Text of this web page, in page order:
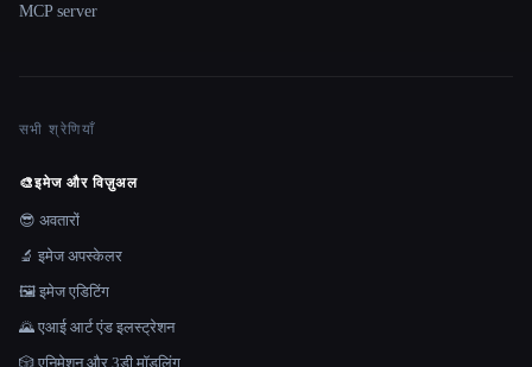
MCP server
सभी श्रेणियाँ
🎨इमेज और विज़ुअल
😎 अवतारों
🔬 इमेज अपस्केलर
🖼️ इमेज एडिटिंग
🌄 एआई आर्ट एंड इलस्ट्रेशन
🎲 एनिमेशन और 3डी मॉडलिंग